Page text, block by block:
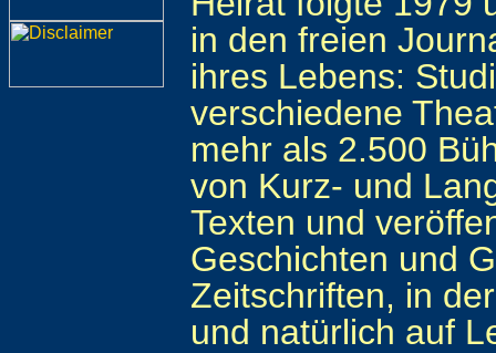
in den freien
ihres Lebens:
verschiedene
mehr als 2.500
von Kurz- und
Texten und
Geschichten und
Zeitschriften, in
und natürlich auf